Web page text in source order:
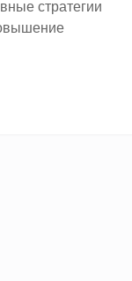
стратегии